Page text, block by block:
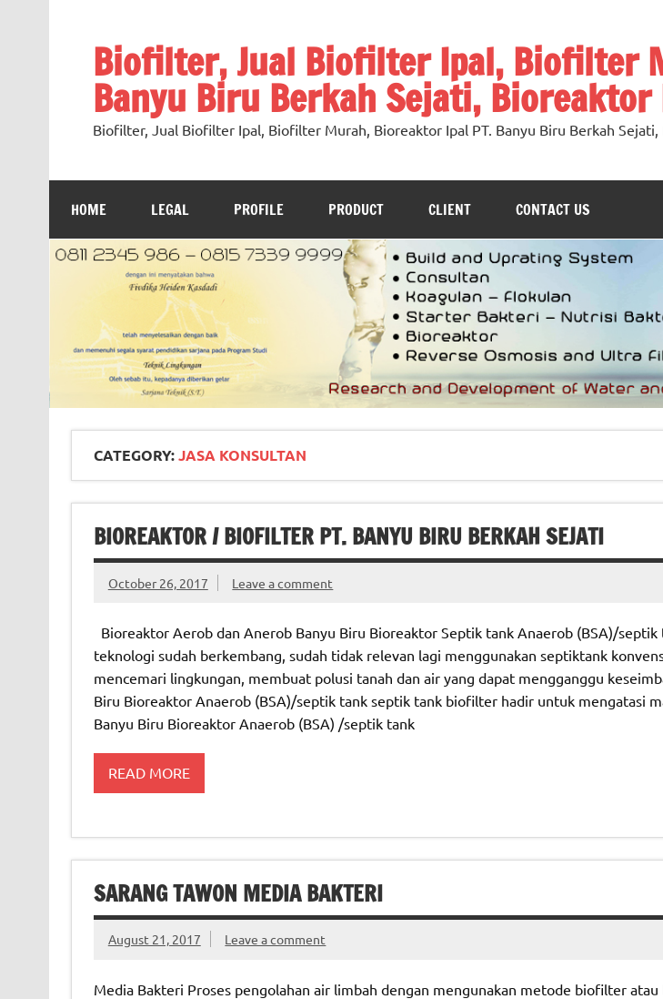
Biofilter, Jual Biofilter Ipal, Biofilter
Banyu Biru Berkah Sejati,
Biofilter, Jual Biofilter Ipal, Biofilter Murah, Bioreaktor Ipal PT. Banyu Biru Berkah
HOME LEGAL PROFILE PRODUCT CLIENT CONTACT US
CATEGORY:JASA KONSULTAN
BIOREAKTOR / BIOFILTER PT. BANYU BIRU BERKAH SEJATI
October 26, 2017 Leave a comment
Bioreaktor Aerob dan Anerob Banyu Biru Bioreaktor Septik tank Anaerob (BSA)/
teknologi sudah berkembang, sudah tidak relevan lagi menggunakan septiktank
mencemari lingkungan, membuat polusi tanah dan air yang dapat mengganggu
Biru Bioreaktor Anaerob (BSA)/septik tank septik tank biofilter hadir untuk mengatasi
Banyu Biru Bioreaktor Anaerob (BSA) /septik tank
READ MORE
SARANG TAWON MEDIA BAKTERI
August 21, 2017 Leave a comment
Media Bakteri Proses pengolahan air limbah dengan mengunakan metode biofilter